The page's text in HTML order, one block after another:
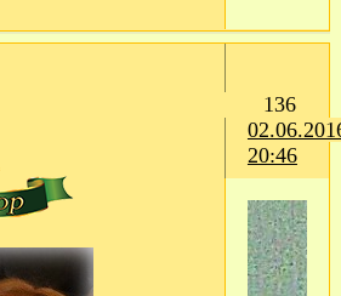
136
20:46